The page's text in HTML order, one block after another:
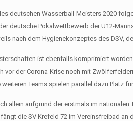
deutschen Wasserball-Meisters 2020
deutsche Pokalwettbewerb der U12-
nach dem Hygienekonzeptes des DSV,
ist ebenfalls komprimiert
vor der Corona-Krise noch mit
Teams spielen parallel dazu Platz
allein aufgrund der erstmals im
die SV Krefeld 72 im Vereinsfreibad an